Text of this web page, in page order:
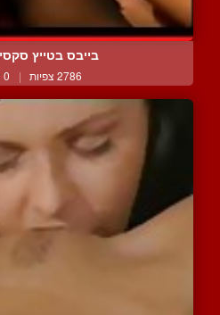
בייבס בטייץ
2786 צפיות | 0 המלצות